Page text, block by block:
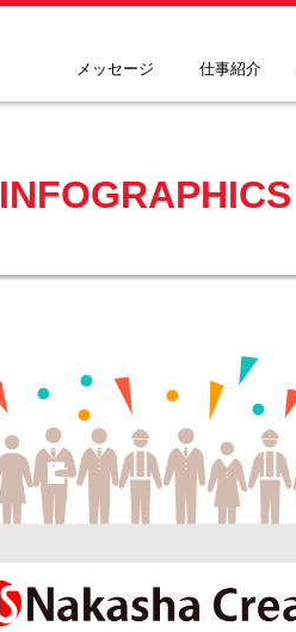
メッセージ 仕事紹介
INFOGRAPHICS